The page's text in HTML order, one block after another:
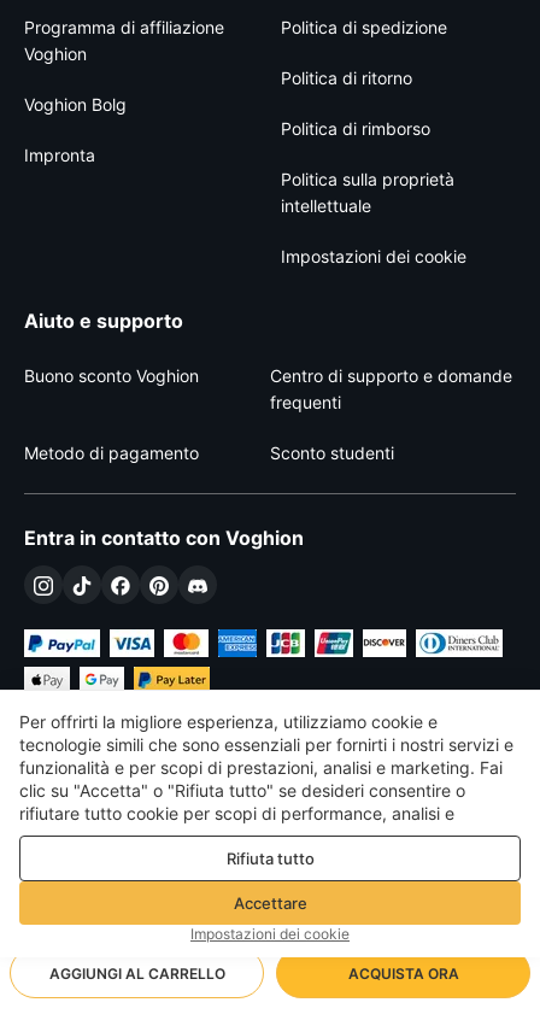
AGGIUNGI AL CARRELLO ACQUISTA ORA
Programma di affiliazione
Voghion
Voghion Bolg
Impronta
Politica di spedizione
Politica di ritorno
Politica di rimborso
Politica sulla proprietà
intellettuale
Impostazioni dei cookie
Aiuto e supporto
Buono sconto Voghion
Centro di supporto e domande
frequenti
Metodo di pagamento Sconto studenti
Entra in contatto con Voghion
€ EUR Italy
©2026 Voghion
Termini & Condizioni
Politica sulla privacy e sui cookie
Linee guida della community
Per offrirti la migliore esperienza, utilizziamo cookie e
tecnologie simili che sono essenziali per fornirti i nostri servizi e
funzionalità e per scopi di prestazioni, analisi e marketing. Fai
clic su "Accetta" o "Rifiuta tutto" se desideri consentire o
rifiutare tutto cookie per scopi di performance, analisi e
marketing. Per maggiori dettagli consultare la nostraPolitica
Rifiuta tutto
Accettare
Impostazioni dei cookie